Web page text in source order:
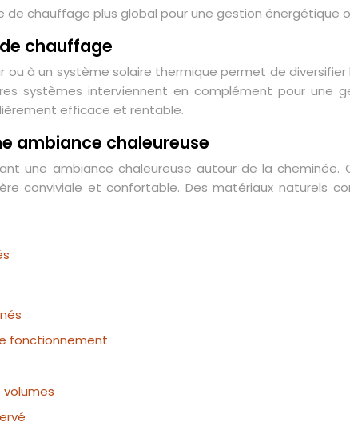
de chauffage plus global pour une gestion
chauffage
ou à un système solaire thermique permet de
systèmes interviennent en complément pour
efficace et rentable.
ambiance chaleureuse
une ambiance chaleureuse autour de la
conviviale et confortable. Des matériaux naturels
fonctionnement
volumes